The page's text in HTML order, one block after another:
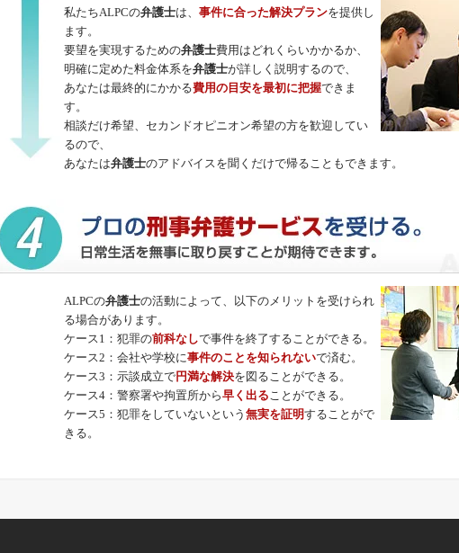
私たちALPCの弁護士は、 事件に合った解決プランを提供し
ます。
要望を実現するための弁護士費用はどれくらいかかるか、
明確に定めた料金体系を弁護士が詳しく説明するので、
あなたは最終的にかかる費用の目安を最初に把握できま
す。
相談だけ希望、セカンドオピニオン希望の方を歓迎してい
るので、
あなたは弁護士のアドバイスを聞くだけで帰ることもできます。
ALPCの弁護士の活動によって、以下のメリットを受けられ
る場合があります。
ケース1：犯罪の前科なしで事件を終了することができる。
ケース2：会社や学校に事件のことを知られないで済む。
ケース3：示談成立で円満な解決を図ることができる。
ケース4：警察署や拘置所から早く出ることができる。
ケース5：犯罪をしていないという 無実を証明することがで
きる。